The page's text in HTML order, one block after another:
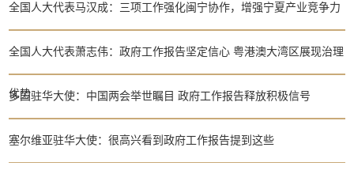
全国人大代表马汉成：三项工作强化闽宁协作，增强宁夏产业竞争力
全国人大代表萧志伟：政府工作报告坚定信心 粤港澳大湾区展现治理
优势
多国驻华大使：中国两会举世瞩目 政府工作报告释放积极信号
塞尔维亚驻华大使：很高兴看到政府工作报告提到这些